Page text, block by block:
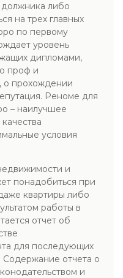
либо
на трех главных
по первому
уровень
дипломами,
проф и
о прохождении
Реноме для
– наилучшее
условия
и
понадобиться при
квартиры либо
работы в
отчет об
для последующих
отчета о
и